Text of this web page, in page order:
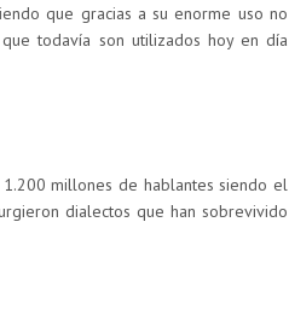
que gracias a su enorme uso no
todavía son utilizados hoy en día
millones de hablantes siendo el
dialectos que han sobrevivido